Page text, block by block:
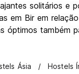
solitários e
em Bir em
óptimos também
Ásia Hostels